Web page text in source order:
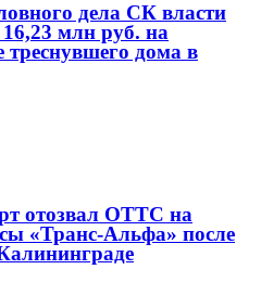
дела СК власти
млн руб. на
треснувшего дома в
отозвал ОТТС на
«Транс-Альфа» после